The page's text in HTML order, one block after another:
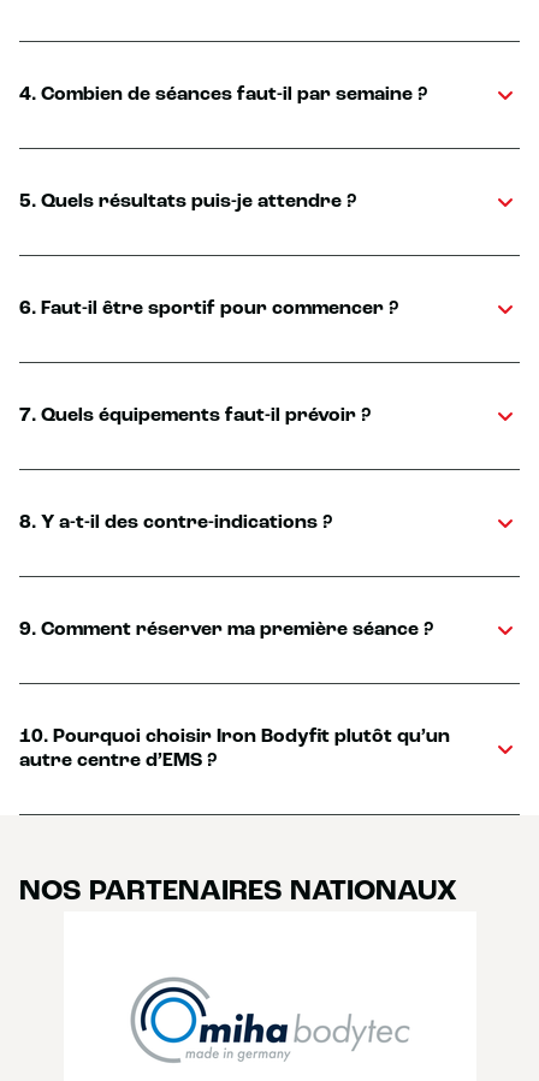
4. Combien de séances faut-il par semaine ?
5. Quels résultats puis-je attendre ?
6. Faut-il être sportif pour commencer ?
7. Quels équipements faut-il prévoir ?
8. Y a-t-il des contre-indications ?
9. Comment réserver ma première séance ?
10. Pourquoi choisir Iron Bodyfit plutôt qu’un
autre centre d’EMS ?
NOS PARTENAIRES NATIONAUX